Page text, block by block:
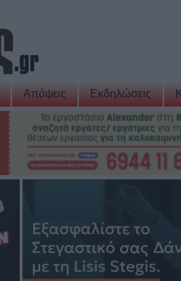
Απόψεις Εκδηλώσεις